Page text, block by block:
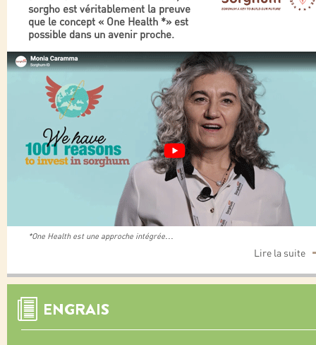
sorgho est véritablement la preuve
que le concept « One Health *» est
possible dans un avenir proche.
*One Health est une approche intégrée...
Lire la suite
ENGRAIS